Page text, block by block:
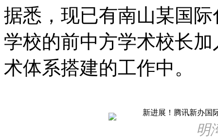
据悉，现已有南山某国
学校的前中方学术校长
术体系搭建的工作中。
明